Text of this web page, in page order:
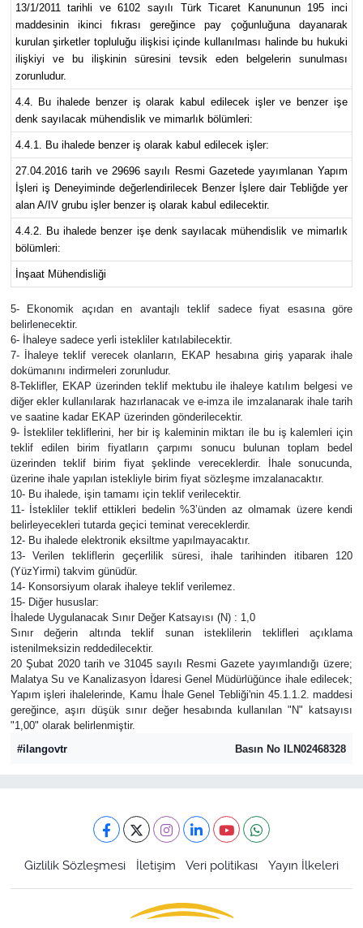
13/1/2011 tarihli ve 6102 sayılı Türk Ticaret Kanununun 195 inci
maddesinin ikinci fıkrası gereğince pay çoğunluğuna dayanarak
kurulan şirketler topluluğu ilişkisi içinde kullanılması halinde bu hukuki
ilişkiyi ve bu ilişkinin süresini tevsik eden belgelerin sunulması
zorunludur.
4.4. Bu ihalede benzer iş olarak kabul edilecek işler ve benzer işe
denk sayılacak mühendislik ve mimarlık bölümleri:
4.4.1. Bu ihalede benzer iş olarak kabul edilecek işler:
27.04.2016 tarih ve 29696 sayılı Resmi Gazetede yayımlanan Yapım
İşleri iş Deneyiminde değerlendirilecek Benzer İşlere dair Tebliğde yer
alan A/IV grubu işler benzer iş olarak kabul edilecektir.
4.4.2. Bu ihalede benzer işe denk sayılacak mühendislik ve mimarlık
bölümleri:
İnşaat Mühendisliği
5- Ekonomik açıdan en avantajlı teklif sadece fiyat esasına göre
belirlenecektir.
6- İhaleye sadece yerli istekliler katılabilecektir.
7- İhaleye teklif verecek olanların, EKAP hesabına giriş yaparak ihale
dokümanını indirmeleri zorunludur.
8-Teklifler, EKAP üzerinden teklif mektubu ile ihaleye katılım belgesi ve
diğer ekler kullanılarak hazırlanacak ve e-imza ile imzalanarak ihale tarih
ve saatine kadar EKAP üzerinden gönderilecektir.
9- İstekliler tekliflerini, her bir iş kaleminin miktarı ile bu iş kalemleri için
teklif edilen birim fiyatların çarpımı sonucu bulunan toplam bedel
üzerinden teklif birim fiyat şeklinde vereceklerdir. İhale sonucunda,
üzerine ihale yapılan istekliyle birim fiyat sözleşme imzalanacaktır.
10- Bu ihalede, işin tamamı için teklif verilecektir.
11- İstekliler teklif ettikleri bedelin %3’ünden az olmamak üzere kendi
belirleyecekleri tutarda geçici teminat vereceklerdir.
12- Bu ihalede elektronik eksiltme yapılmayacaktır.
13- Verilen tekliflerin geçerlilik süresi, ihale tarihinden itibaren 120
(YüzYirmi) takvim günüdür.
14- Konsorsiyum olarak ihaleye teklif verilemez.
15- Diğer hususlar:
İhalede Uygulanacak Sınır Değer Katsayısı (N) : 1,0
Sınır değerin altında teklif sunan isteklilerin teklifleri açıklama
istenilmeksizin reddedilecektir.
20 Şubat 2020 tarih ve 31045 sayılı Resmi Gazete yayımlandığı üzere;
Malatya Su ve Kanalizasyon İdaresi Genel Müdürlüğünce ihale edilecek;
Yapım işleri ihalelerinde, Kamu İhale Genel Tebliği'nin 45.1.1.2. maddesi
gereğince, aşırı düşük sınır değer hesabında kullanılan "N" katsayısı
"1,00" olarak belirlenmiştir.
#ilangovtr
Basın No ILN02468328
Gizlilik Sözleşmesi İletişim Veri politikası Yayın İlkeleri